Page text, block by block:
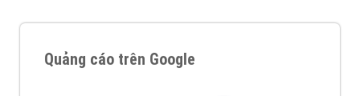
Quảng cáo trên Google